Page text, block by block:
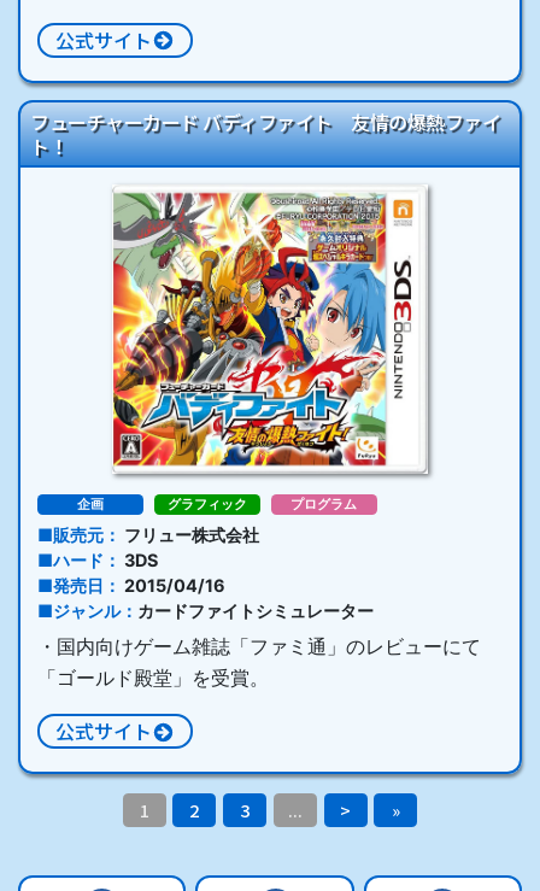
公式サイト
フューチャーカード バディファイト 友情の爆熱ファイ
ト！
企画 グラフィック プログラム
販売元
フリュー株式会社
ハード
3DS
発売日
2015/04/16
ジャンル
カードファイトシミュレーター
・国内向けゲーム雑誌「ファミ通」のレビューにて
「ゴールド殿堂」を受賞。
公式サイト
1 2 3 ... > »